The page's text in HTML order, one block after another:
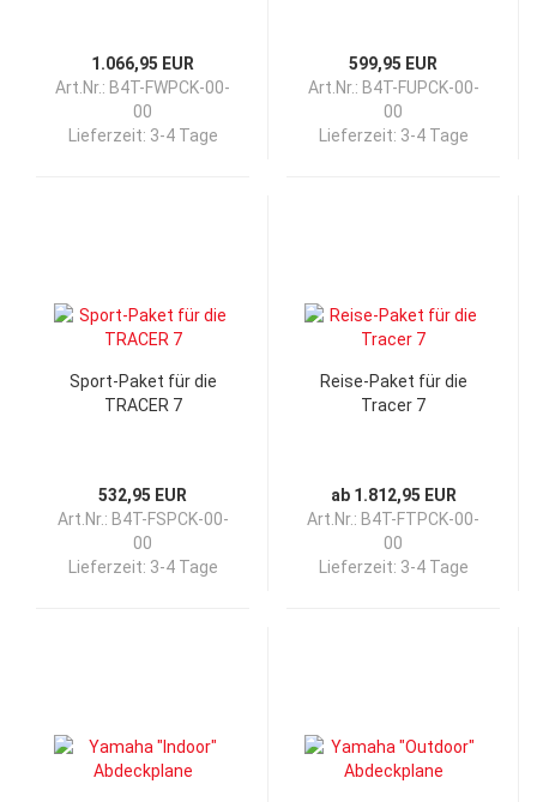
1.066,95 EUR
Art.Nr.: B4T-FWPCK-00-
00
Lieferzeit: 3-4 Tage
599,95 EUR
Art.Nr.: B4T-FUPCK-00-
00
Lieferzeit: 3-4 Tage
Sport-Paket für die
TRACER 7
532,95 EUR
Art.Nr.: B4T-FSPCK-00-
00
Lieferzeit: 3-4 Tage
Reise-Paket für die
Tracer 7
ab 1.812,95 EUR
Art.Nr.: B4T-FTPCK-00-
00
Lieferzeit: 3-4 Tage